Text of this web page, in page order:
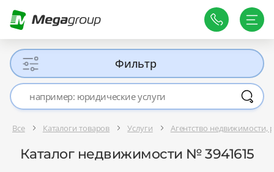
Фильтр
Все Каталоги товаров Услуги Агентство недвижимости,
Каталог недвижимости № 3941615